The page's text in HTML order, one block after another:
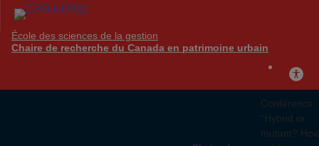
École des sciences de la gestion
Chaire de recherche du Canada en patrimoine urbain
Conférence
“Hybrid or
mutant?